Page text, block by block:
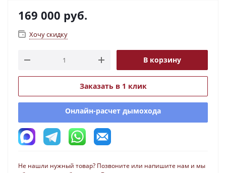
169 000 руб.
Хочу скидку
В корзину
Заказать в 1 клик
Онлайн-расчет дымохода
Не нашли нужный товар? Позвоните или напишите нам и мы